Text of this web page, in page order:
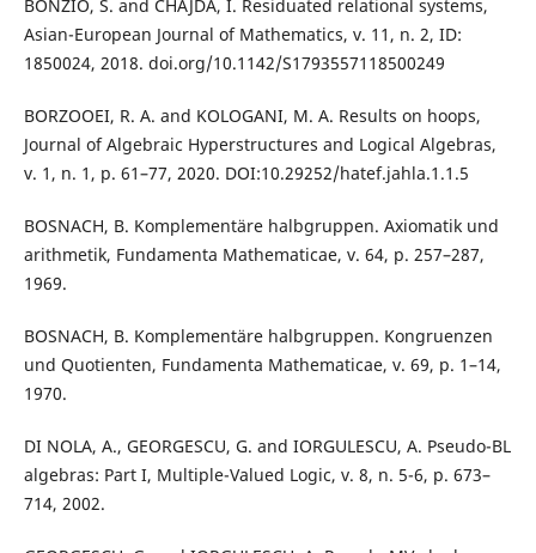
BONZIO, S. and CHAJDA, I. Residuated relational systems,
Asian-European Journal of Mathematics, v. 11, n. 2, ID:
1850024, 2018. doi.org/10.1142/S1793557118500249
BORZOOEI, R. A. and KOLOGANI, M. A. Results on hoops,
Journal of Algebraic Hyperstructures and Logical Algebras,
v. 1, n. 1, p. 61–77, 2020. DOI:10.29252/hatef.jahla.1.1.5
BOSNACH, B. Komplementäre halbgruppen. Axiomatik und
arithmetik, Fundamenta Mathematicae, v. 64, p. 257–287,
1969.
BOSNACH, B. Komplementäre halbgruppen. Kongruenzen
und Quotienten, Fundamenta Mathematicae, v. 69, p. 1–14,
1970.
DI NOLA, A., GEORGESCU, G. and IORGULESCU, A. Pseudo-BL
algebras: Part I, Multiple-Valued Logic, v. 8, n. 5-6, p. 673–
714, 2002.